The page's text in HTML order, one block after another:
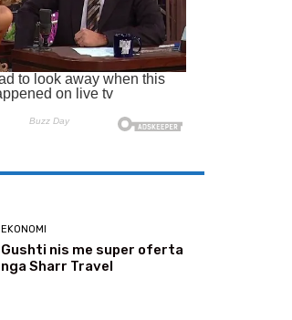
EKONOMI
Gushti nis me super oferta
nga Sharr Travel